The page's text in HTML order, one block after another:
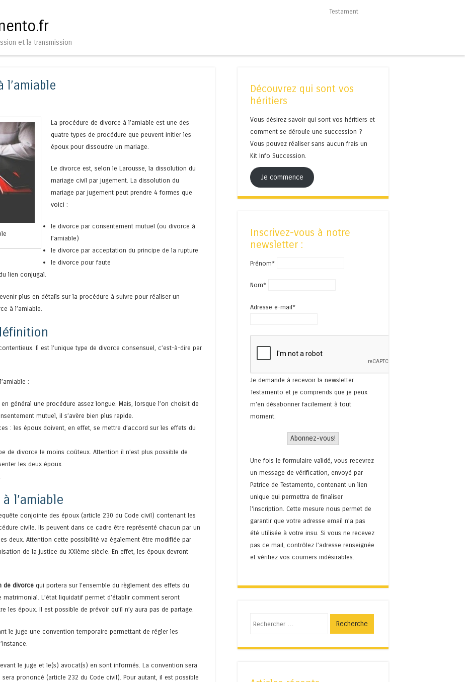
et la transmission
Testament
l’amiable
La procédure de divorce à l’amiable est une des
quatre types de procédure que peuvent initier les
époux pour dissoudre un mariage.
Le divorce est, selon le Larousse, la dissolution du
mariage civil par jugement. La dissolution du
mariage par jugement peut prendre 4 formes que
voici :
le divorce par consentement mutuel (ou divorce à
l’amiable)
le divorce par acceptation du principe de la rupture
le divorce pour faute
lien conjugal.
plus en détails sur la procédure à suivre pour réaliser un
à l’amiable.
Il est l’unique type de divorce consensuel, c’est-à-dire par
:
général une procédure assez longue. Mais, lorsque l’on choisit de
mutuel, il s’avère bien plus rapide.
: les époux doivent, en effet, se mettre d’accord sur les effets du
de divorce le moins coûteux. Attention il n’est plus possible de
les deux époux.
l’amiable
conjointe des époux (article 230 du Code civil) contenant les
civile. Ils peuvent dans ce cadre être représenté chacun par un
deux. Attention cette possibilité va également être modifiée par
de la justice du XXIème siècle. En effet, les époux devront
de divorce qui portera sur l’ensemble du règlement des effets du
L’état liquidatif permet d’établir comment seront
les époux. Il est possible de prévoir qu’il n’y aura pas de partage.
le juge une convention temporaire permettant de régler les
le juge et le(s) avocat(s) en sont informés. La convention sera
prononcé (article 232 du Code civil). Pour autant, il est possible
Découvrez qui sont vos
héritiers
Vous désirez savoir qui sont vos héritiers et
comment se déroule une succession ?
Vous pouvez réaliser sans aucun frais un
Kit Info Succession.
Je commence
Inscrivez-vous à notre
newsletter :
Prénom*
Nom*
Adresse e-mail*
Je demande à recevoir la newsletter
Testamento et je comprends que je peux
m'en désabonner facilement à tout
moment.
Une fois le formulaire validé, vous recevrez
un message de vérification, envoyé par
Patrice de Testamento, contenant un lien
unique qui permettra de finaliser
l'inscription. Cette mesure nous permet de
garantir que votre adresse email n’a pas
été utilisée à votre insu. Si vous ne recevez
pas ce mail, contrôlez l’adresse renseignée
et vérifiez vos courriers indésirables.